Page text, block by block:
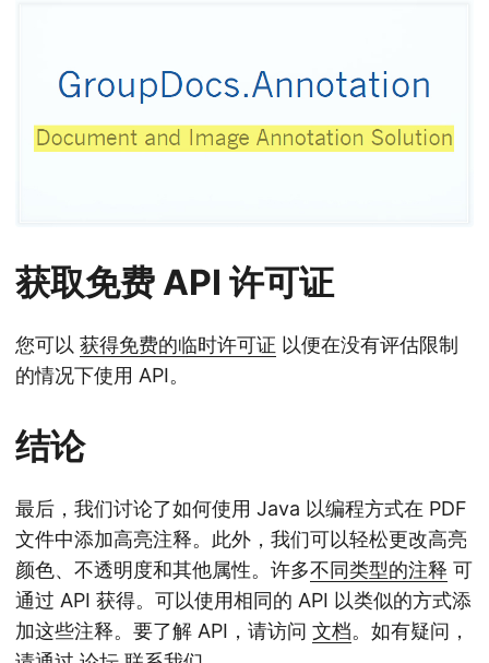
获取免费 API 许可证
您可以 获得免费的临时许可证 以便在没有评估限制
的情况下使用 API。
结论
最后，我们讨论了如何使用 Java 以编程方式在 PDF
文件中添加高亮注释。此外，我们可以轻松更改高亮
颜色、不透明度和其他属性。许多不同类型的注释 可
通过 API 获得。可以使用相同的 API 以类似的方式添
加这些注释。要了解 API，请访问 文档。如有疑问，